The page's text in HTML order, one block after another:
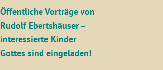
Öffentliche Vorträge von
Rudolf Ebertshäuser –
interessierte Kinder
Gottes sind eingeladen!